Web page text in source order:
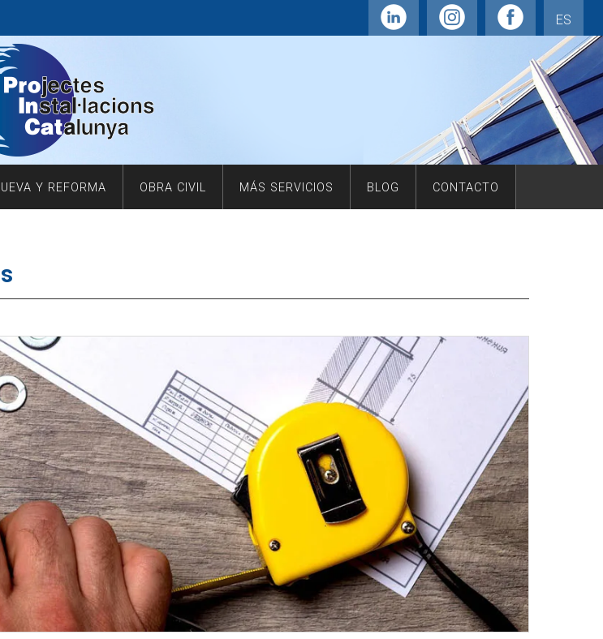
ES
Y REFORMA OBRA CIVIL MÁS SERVICIOS BLOG CONTACTO